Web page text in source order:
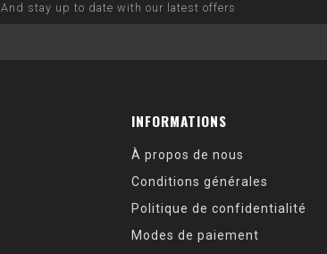
And stay up to date with our latest offers
INFORMATIONS
À propos de nous
Conditions générales
Politique de confidentialité
Modes de paiement